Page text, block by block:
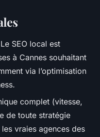
SEO local est
à Cannes souhaitant
via l’optimisation
complet (vitesse,
de toute stratégie
vraies agences des